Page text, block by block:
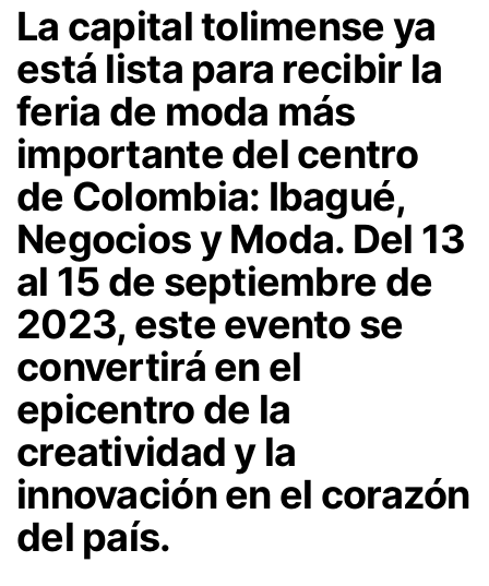
La capital tolimense ya
está lista para recibir la
feria de moda más
importante del centro
de Colombia: Ibagué,
Negocios y Moda. Del 13
al 15 de septiembre de
2023, este evento se
convertirá en el
epicentro de la
creatividad y la
innovación en el corazón
del país.